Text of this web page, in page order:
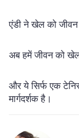
एंडी ने खेल को जीवन
अब हमें जीवन को खेल
और ये सिर्फ एक
मार्गदर्शक है।